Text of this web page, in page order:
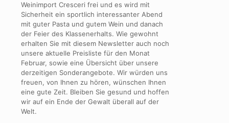
Weinimport Cresceri frei und es wird mit
Sicherheit ein sportlich interessanter Abend
mit guter Pasta und gutem Wein und danach
der Feier des Klassenerhalts. Wie gewohnt
erhalten Sie mit diesem Newsletter auch noch
unsere aktuelle Preisliste für den Monat
Februar, sowie eine Übersicht über unsere
derzeitigen Sonderangebote. Wir würden uns
freuen, von Ihnen zu hören, wünschen Ihnen
eine gute Zeit. Bleiben Sie gesund und hoffen
wir auf ein Ende der Gewalt überall auf der
Welt.